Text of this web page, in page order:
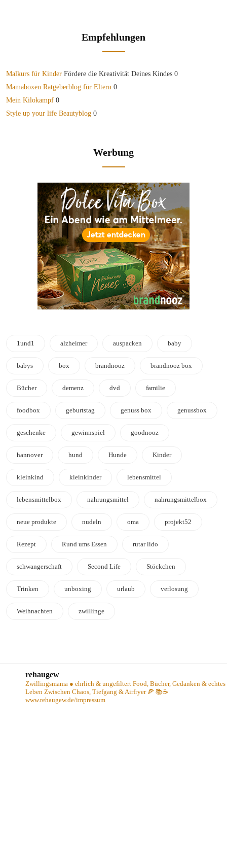
Empfehlungen
Malkurs für Kinder Fördere die Kreativität Deines Kindes 0
Mamaboxen Ratgeberblog für Eltern 0
Mein Kilokampf 0
Style up your life Beautyblog 0
Werbung
1und1 alzheimer auspacken baby
babys box brandnooz brandnooz box
Bücher demenz dvd familie
foodbox geburtstag genuss box genussbox
geschenke gewinnspiel goodnooz
hannover hund Hunde Kinder
kleinkind kleinkinder lebensmittel
lebensmittelbox nahrungsmittel nahrungsmittelbox
neue produkte nudeln oma projekt52
Rezept Rund ums Essen rutar lido
schwangerschaft Second Life Stöckchen
Trinken unboxing urlaub verlosung
Weihnachten zwillinge
rehaugew
Zwillingsmama ● ehrlich & ungefiltert Food, Bücher, Gedanken & echtes
Leben Zwischen Chaos, Tiefgang & Airfryer 🍕 📚☕️
www.rehaugew.de/impressum